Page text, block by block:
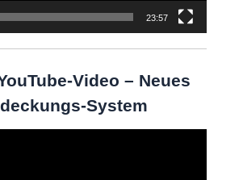
23:57
Video – Neues
System